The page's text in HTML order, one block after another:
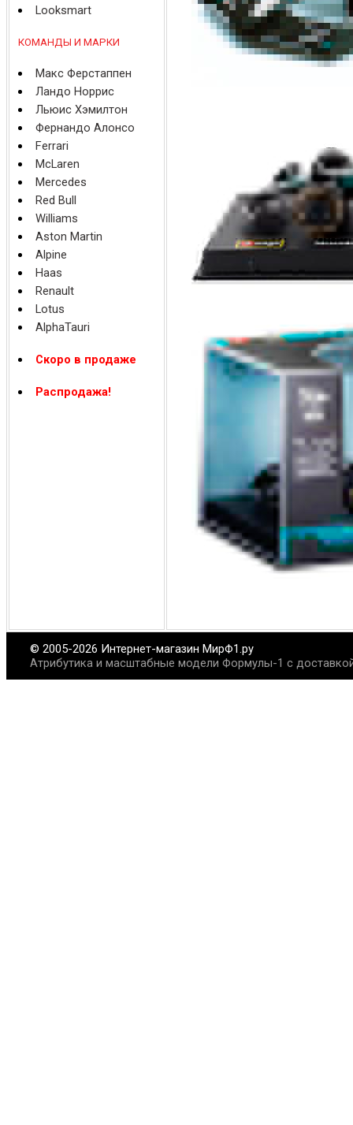
Looksmart
КОМАНДЫ И МАРКИ
Макс Ферстаппен
Ландо Норрис
Льюис Хэмилтон
Фернандо Алонсо
Ferrari
McLaren
Mercedes
Red Bull
Williams
Aston Martin
Alpine
Haas
Renault
Lotus
AlphaTauri
Скоро в продаже
Распродажа!
© 2005-2026 Интернет-магазин МирФ1.ру
Атрибутика и масштабные модели Формулы-1 с